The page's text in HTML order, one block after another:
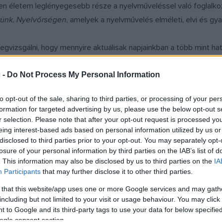
- Do Not Process My Personal Information
opt-out of the sale, sharing to third parties, or processing of your
for targeted advertising by us, please use the below opt-out
selection. Please note that after your opt-out request is processed
interest-based ads based on personal information utilized by us
to third parties prior to your opt-out. You may separately
of your personal information by third parties on the IAB’s list of
This information may also be disclosed by us to third parties on the
Participants that may further disclose it to other third parties.
that this website/app uses one or more Google services and may
but not limited to your visit or usage behaviour. You may
to Google and its third-party tags to use your data for below
consent section.
életem leglényegesebb része a nyelvműveléssel való
, Nyelvőrségen, amelyek a nyelvművelés elméleti, elvi és
hogy mennyire aktuálisak napjainkban a több mint
még ma is a tanácsai. Olvasás közben szinte halljuk a
a nem szakmabeliek számára is.
gondolnánk, hogy a nyelvművelés legfrissebb megállapításai.
beosztani, a nyelvhasználat gazdag sokszínűségében
funkciójukban szemléljük: a régi helyes-helytelen
a kifejezésére, milyen stílusárnyalatban jó vagy nem jó
igen-nem választ várnak, az átmenetet, a kettősséget
Dame-nak a hősei, akik egy-egy fekete-fehér
kapitány töretlen hűséggel ragaszkodik szerelméhez, vele
aki előadás után megkeres engem kérdésével, az
és ha nem azt kapják, akkor akár meg is sértődnek. Hogy ez